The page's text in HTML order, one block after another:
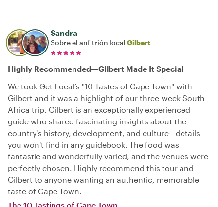
Sandra
Sobre el anfitrión local Gilbert
Highly Recommended—Gilbert Made It Special
We took Get Local’s "10 Tastes of Cape Town" with
Gilbert and it was a highlight of our three-week South
Africa trip. Gilbert is an exceptionally experienced
guide who shared fascinating insights about the
country's history, development, and culture—details
you won't find in any guidebook. The food was
fantastic and wonderfully varied, and the venues were
perfectly chosen. Highly recommend this tour and
Gilbert to anyone wanting an authentic, memorable
taste of Cape Town.
The 10 Tastings of Cape Town